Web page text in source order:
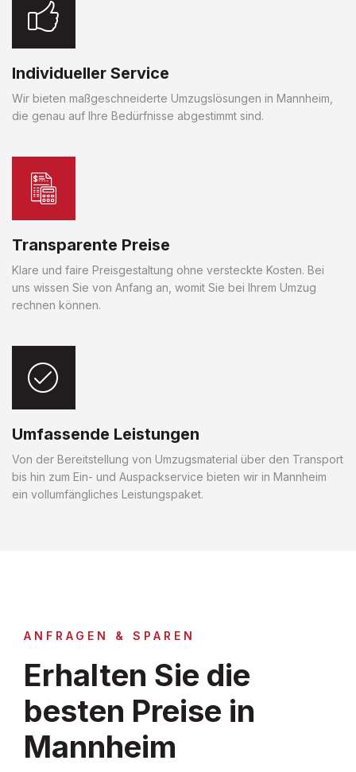
Individueller Service
Wir bieten maßgeschneiderte Umzugslösungen in Mannheim,
die genau auf Ihre Bedürfnisse abgestimmt sind.
Transparente Preise
Klare und faire Preisgestaltung ohne versteckte Kosten. Bei
uns wissen Sie von Anfang an, womit Sie bei Ihrem Umzug
rechnen können.
Umfassende Leistungen
Von der Bereitstellung von Umzugsmaterial über den Transport
bis hin zum Ein- und Auspackservice bieten wir in Mannheim
ein vollumfängliches Leistungspaket.
ANFRAGEN & SPAREN
Erhalten Sie die
besten Preise in
Mannheim